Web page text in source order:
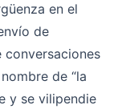
en el
de
conversaciones
de “la
y se vilipendie